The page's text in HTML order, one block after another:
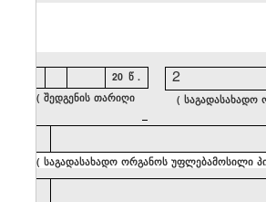
20წ .
( შედგენის თარიღი
( საგადასახადო
( საგადასახადო ორგანოს უფლებამოსილი